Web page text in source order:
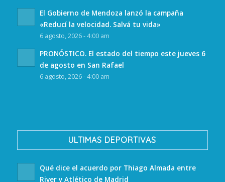
El Gobierno de Mendoza lanzó la campaña
«Reducí la velocidad. Salvá tu vida»
6 agosto, 2026 - 4:00 am
PRONÓSTICO. El estado del tiempo este jueves 6
de agosto en San Rafael
6 agosto, 2026 - 4:00 am
ULTIMAS DEPORTIVAS
Qué dice el acuerdo por Thiago Almada entre
River y Atlético de Madrid